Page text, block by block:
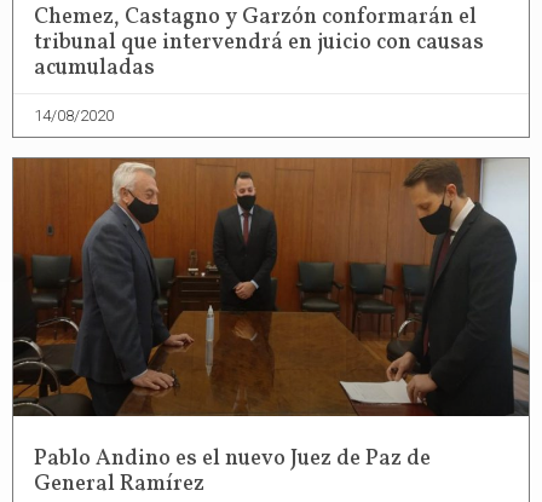
Chemez, Castagno y Garzón conformarán el
tribunal que intervendrá en juicio con causas
acumuladas
14/08/2020
Pablo Andino es el nuevo Juez de Paz de
General Ramírez